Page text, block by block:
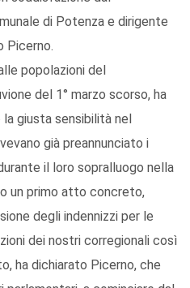
di Potenza e dirigente
Picerno.
popolazioni del
del 1° marzo scorso, ha
giusta sensibilità nel
già preannunciato i
il loro sopralluogo nella
un primo atto concreto,
degli indennizzi per le
dei nostri corregionali così
ha dichiarato Picerno, che